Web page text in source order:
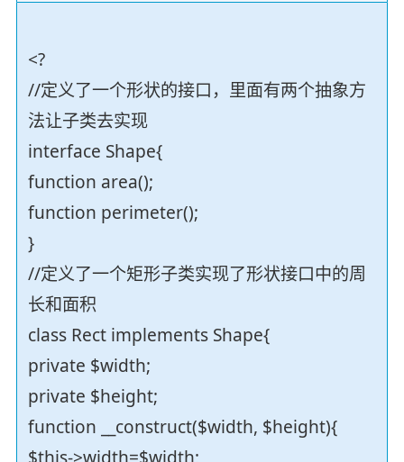
<?
//定义了一个形状的接口，里面有两个抽象方
法让子类去实现
interface Shape{
function area();
function perimeter();
}
//定义了一个矩形子类实现了形状接口中的周
长和面积
class Rect implements Shape{
private $width;
private $height;
function __construct($width, $height){